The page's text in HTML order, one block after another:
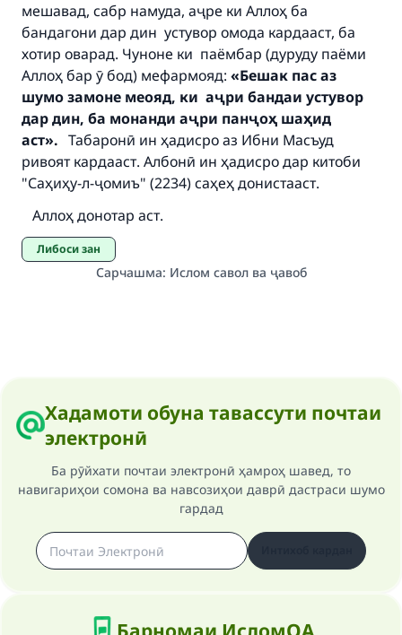
мешавад, сабр намуда, аҷре ки Аллоҳ ба
бандагони дар дин устувор омода кардааст, ба
хотир оварад. Чуноне ки паёмбар (дуруду паёми
Аллоҳ бар ӯ бод) мефармояд: «Бешак пас аз
шумо замоне меояд, ки аҷри бандаи устувор
дар дин, ба монанди аҷри панҷоҳ шаҳид
аст». Табаронӣ ин ҳадисро аз Ибни Масъуд
ривоят кардааст. Албонӣ ин ҳадисро дар китоби
"Саҳиҳу-л-ҷомиъ" (2234) саҳеҳ донистааст.
Аллоҳ донотар аст.
Либоси зан
Сарчашма: Ислом савол ва ҷавоб
Хадамоти обуна тавассути почтаи
электронӣ
Ба рӯйхати почтаи электронӣ ҳамроҳ шавед, то
навигариҳои сомона ва навсозиҳои даврӣ дастраси шумо
гардад